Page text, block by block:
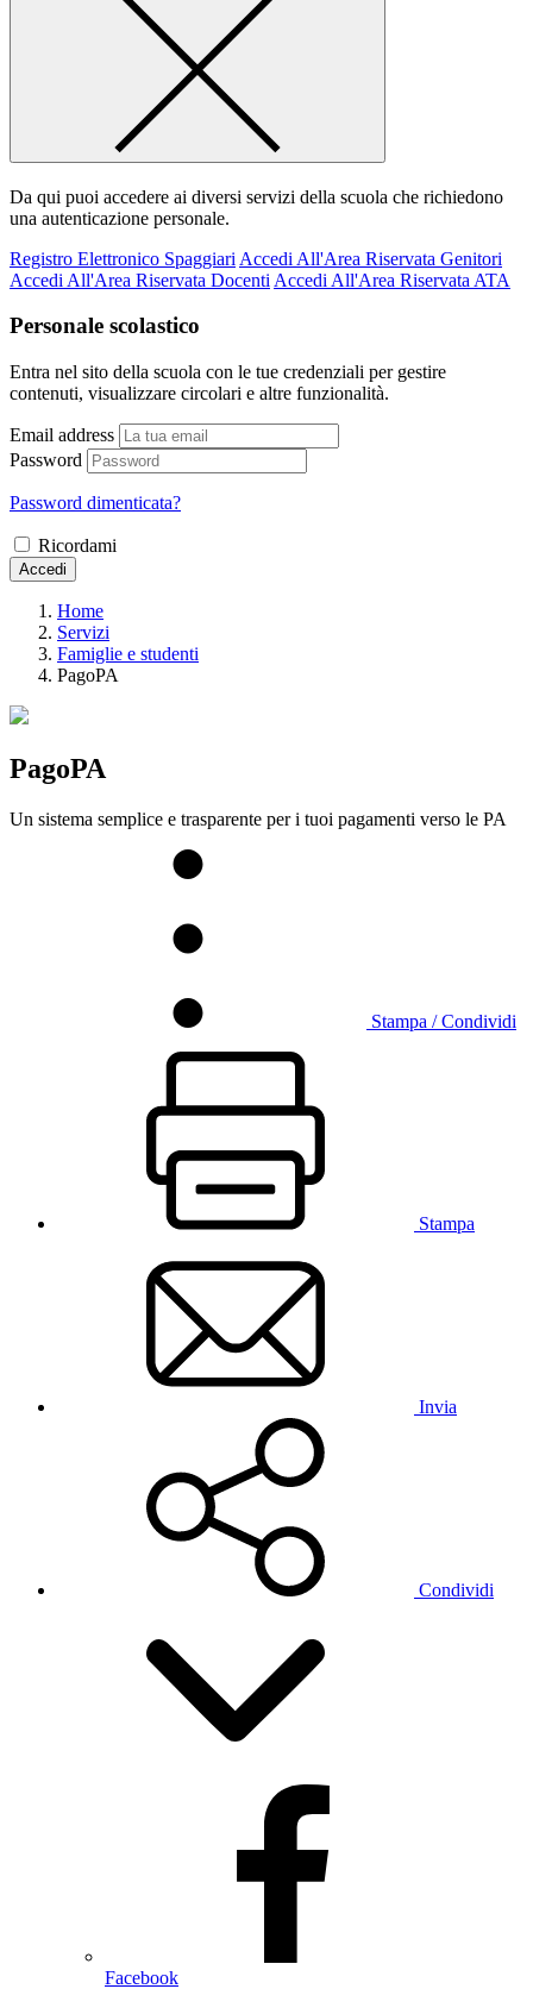
Da qui puoi accedere ai diversi servizi della scuola che richiedono
una autenticazione personale.
Registro Elettronico Spaggiari Accedi All'Area Riservata Genitori
Accedi All'Area Riservata Docenti Accedi All'Area Riservata ATA
Personale scolastico
Entra nel sito della scuola con le tue credenziali per gestire
contenuti, visualizzare circolari e altre funzionalità.
Email address
Password
Password dimenticata?
Ricordami
Accedi
Home
Servizi
Famiglie e studenti
PagoPA
PagoPA
Un sistema semplice e trasparente per i tuoi pagamenti verso le PA
Stampa / Condividi
Stampa
Invia
Condividi
Facebook